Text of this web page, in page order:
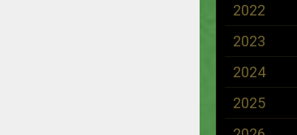
2022
2023
2024
2025